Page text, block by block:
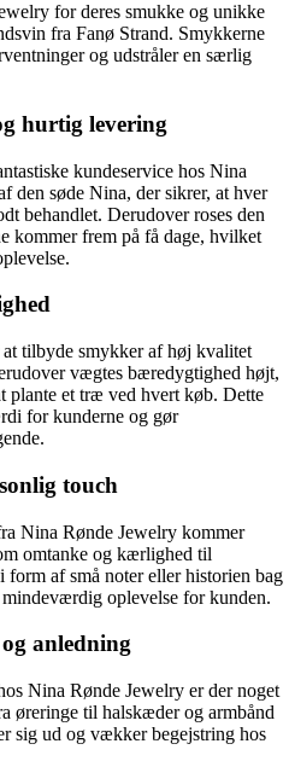
for deres smukke og unikke
fra Fanø Strand. Smykkerne
og udstråler en særlig
hurtig levering
kundeservice hos Nina
den søde Nina, der sikrer, at hver
behandlet. Derudover roses den
kommer frem på få dage, hvilket
tilbyde smykker af høj kvalitet
vægtes bæredygtighed højt,
plante et træ ved hvert køb. Dette
for kunderne og gør
touch
Nina Rønde Jewelry kommer
omtanke og kærlighed til
af små noter eller historien bag
oplevelse for kunden.
anledning
Nina Rønde Jewelry er der noget
øreringe til halskæder og armbånd
sig ud og vækker begejstring hos